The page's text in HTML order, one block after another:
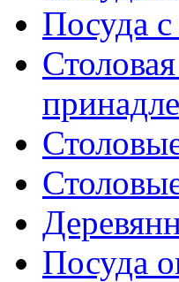
Посуда
Посуда